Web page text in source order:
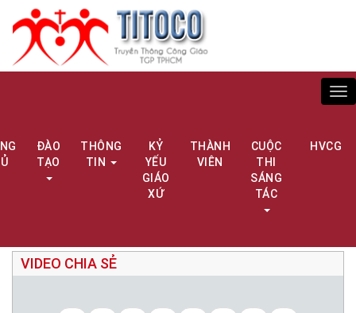
ĐÀO
TẠO
THÔNG
TIN
KỶ
YẾU
GIÁO
XỨ
THÀNH
VIÊN
CUỘC
THI
SÁNG
TÁC
HVCG
VIDEO CHIA SẺ